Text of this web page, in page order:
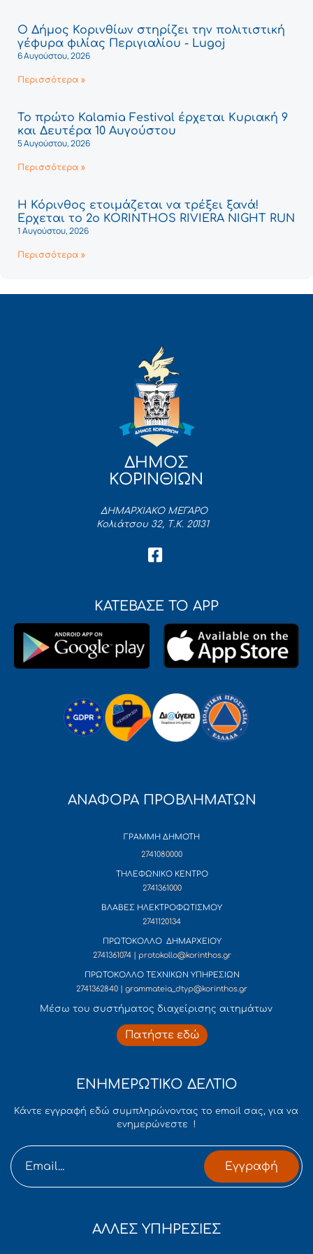
Ο Δήμος Κορινθίων στηρίζει την πολιτιστική
γέφυρα φιλίας Περιγιαλίου - Lugoj
6 Αυγούστου, 2026
Περισσότερα »
Το πρώτο Kalamia Festival έρχεται Κυριακή 9
και Δευτέρα 10 Αυγούστου
5 Αυγούστου, 2026
Περισσότερα »
Η Κόρινθος ετοιμάζεται να τρέξει ξανά!
Έρχεται το 2ο KORINTHOS RIVIERA NIGHT RUN
1 Αυγούστου, 2026
Περισσότερα »
ΔΗΜΟΣ
ΚΟΡΙΝΘΙΩΝ
ΔΗΜΑΡΧΙΑΚΟ ΜΕΓΑΡΟ
Κολιάτσου 32, Τ.Κ. 20131
ΚΑΤΕΒΑΣΕ ΤΟ APP
ΑΝΑΦΟΡΑ ΠΡΟΒΛΗΜΑΤΩΝ
ΓΡΑΜΜΗ ΔΗΜΟΤΗ
2741080000
ΤΗΛΕΦΩΝΙΚΟ ΚΕΝΤΡΟ
2741361000
ΒΛΑΒΕΣ ΗΛΕΚΤΡΟΦΩΤΙΣΜΟΥ
2741120134
ΠΡΩΤΟΚΟΛΛΟ ΔΗΜΑΡΧΕΙΟΥ
2741361074 | protokollo@korinthos.gr
ΠΡΩΤΟΚΟΛΛΟ ΤΕΧΝΙΚΩΝ ΥΠΗΡΕΣΙΩΝ
2741362840 | grammateia_dtyp@korinthos.gr
Mέσω του συστήματος διαχείρισης αιτημάτων
Πατήστε εδώ
ΕΝΗΜΕΡΩΤΙΚΟ ΔΕΛΤΙΟ
Κάντε εγγραφή εδώ συμπληρώνοντας το email σας, για να
ενημερώνεστε !
Εγγραφή
ΑΛΛΕΣ ΥΠΗΡΕΣΙΕΣ